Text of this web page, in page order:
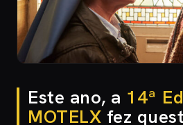
Este ano, a 14ª
MOTELX fez